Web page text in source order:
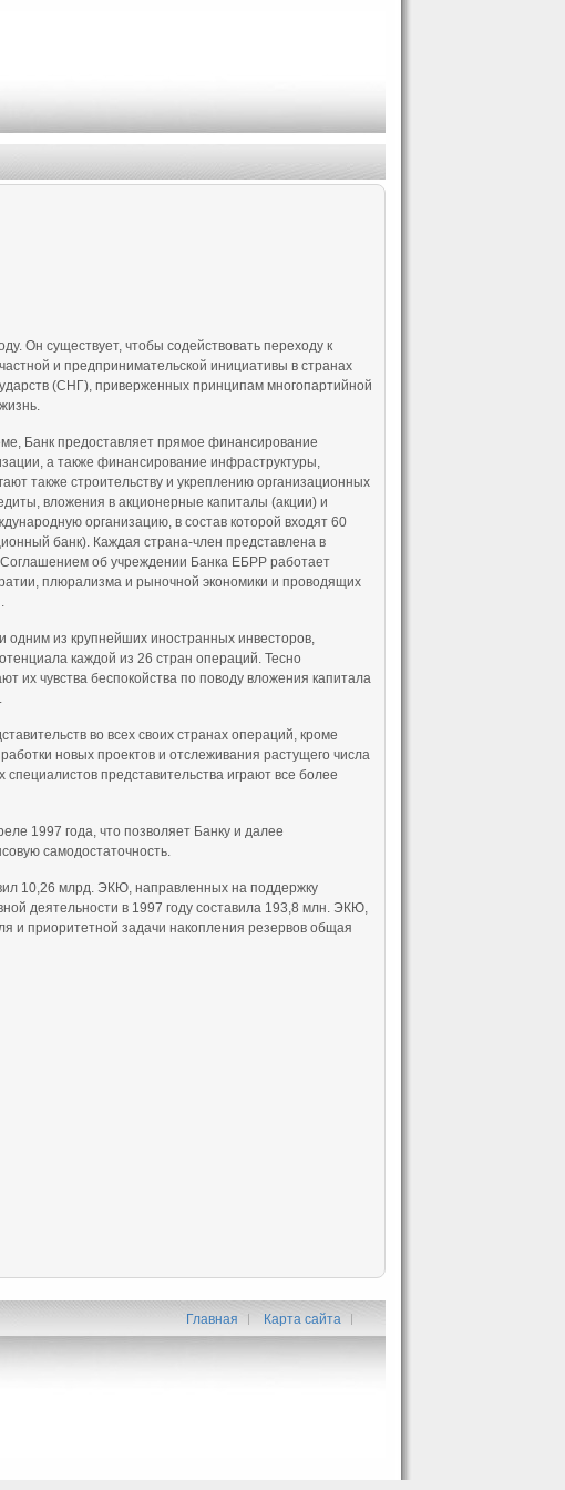
Он существует, чтобы содействовать переходу к
и предпринимательской инициативы в странах
(СНГ), приверженных принципам многопартийной
Банк предоставляет прямое финансирование
а также финансирование инфраструктуры,
также строительству и укреплению организационных
вложения в акционерные капиталы (акции) и
организацию, в состав которой входят 60
банк). Каждая страна-член представлена в
об учреждении Банка ЕБРР работает
плюрализма и рыночной экономики и проводящих
одним из крупнейших иностранных инвесторов,
каждой из 26 стран операций. Тесно
их чувства беспокойства по поводу вложения капитала
во всех своих странах операций, кроме
новых проектов и отслеживания растущего числа
представительства играют все более
1997 года, что позволяет Банку и далее
самодостаточность.
10,26 млрд. ЭКЮ, направленных на поддержку
деятельности в 1997 году составила 193,8 млн. ЭКЮ,
и приоритетной задачи накопления резервов общая
Главная Карта сайта